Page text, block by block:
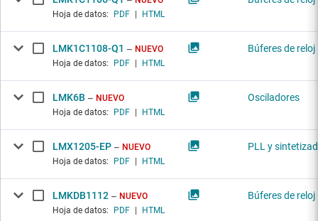
Hoja de datos:
PDF HTML
LMK1C1108-Q1
NUEVO
Hoja de datos:
PDF HTML
Búferes de reloj
LMK6B
NUEVO
Hoja de datos:
PDF HTML
Osciladores
LMX1205-EP
NUEVO
Hoja de datos:
PDF HTML
PLL y
LMKDB1112
NUEVO
Hoja de datos:
PDF HTML
Búferes de reloj